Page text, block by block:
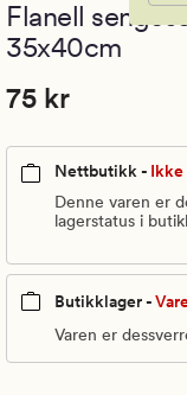
Flanell
35x40cm
Pris
kr.
Vanlig
kr
Pris 75 kr
75 kr
Nettbutikk - Ikke
Denne varen er
lagerstatus i
Butikklager -
Varen er